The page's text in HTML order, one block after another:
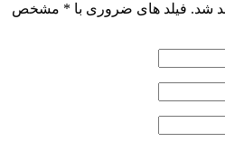
شد. فیلد های ضروری با * مشخص